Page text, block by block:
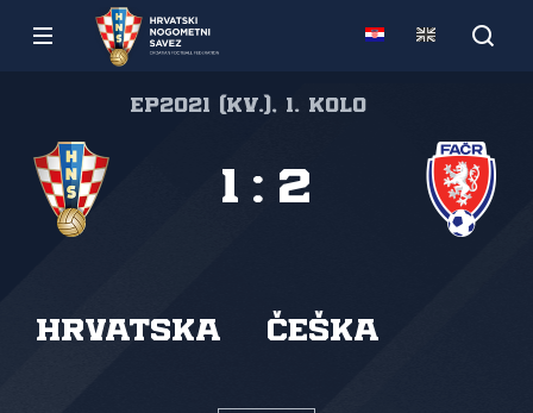
EP2021 (kv.), 1. kolo
Hrvatska Češka
1 : 2